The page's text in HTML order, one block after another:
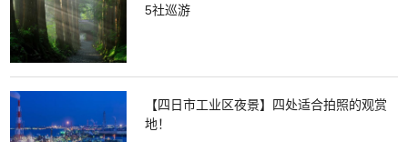
5社巡游
【四日市工业区夜景】四处适合拍照的观赏
地！